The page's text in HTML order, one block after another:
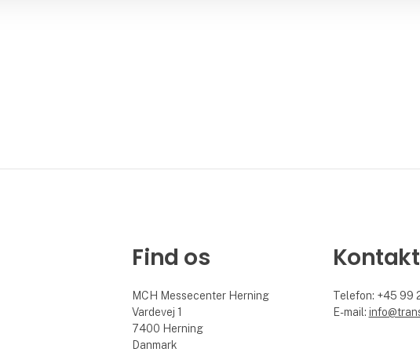
Find os
MCH Messecenter Herning
Vardevej 1
7400 Herning
Danmark
Telefon: +45 99
E-mail: